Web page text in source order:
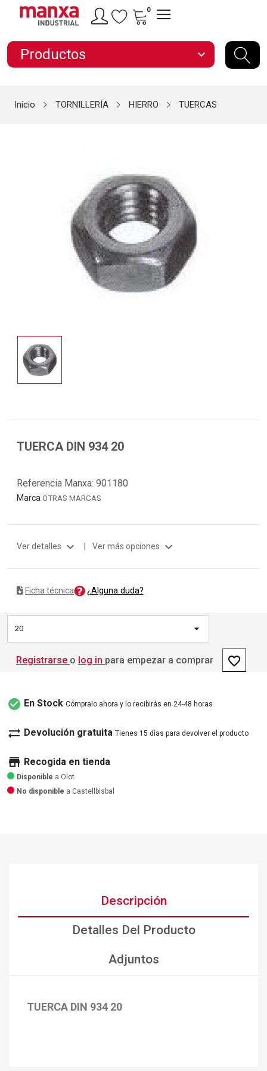
0
Productos expand_more
Inicio TORNILLERÍA HIERRO TUERCAS
TUERCA DIN 934 20
Referencia Manxa: 901180
Marca OTRAS MARCAS
Ver detalles expand_more | Ver más opciones expand_more
Ficha técnica ¿Alguna duda?
20
Registrarse o log in para empezar a comprar favorite_border
check_circle En Stock Cómpralo ahora y lo recibirás en 24-48 horas
sync_alt Devolución gratuita Tienes 15 días para devolver el producto
store Recogida en tienda
Disponible a Olot
No disponible a Castellbisbal
Descripción
Detalles Del Producto
Adjuntos
TUERCA DIN 934 20